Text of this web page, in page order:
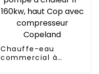
Chauffe-eau
commercial à